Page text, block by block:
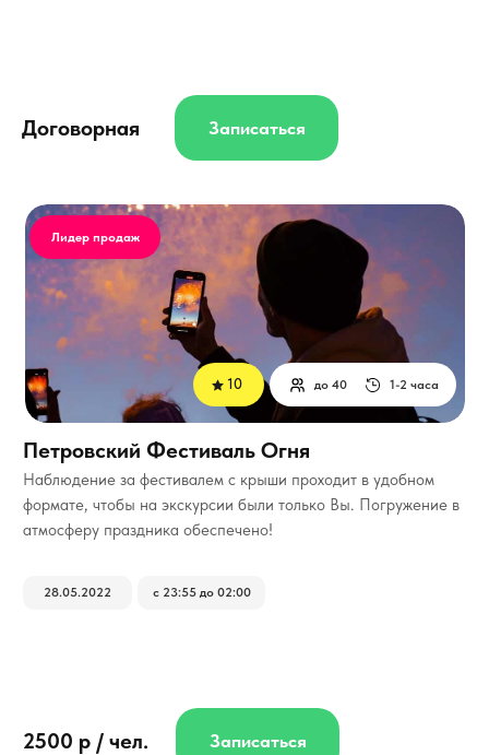
Договорная Записаться
Наблюдение за фестивалем с крыши проходит в удобном
формате, чтобы на экскурсии были только Вы. Погружение в
атмосферу праздника обеспечено!
2500 р / чел.
1-2 часа
до 40
28.05.2022 с 23:55 до 02:00
Записаться
Лидер продаж
Петровский Фестиваль Огня
10